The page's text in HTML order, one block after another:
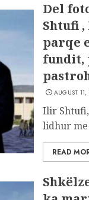
Del
Shtufi
parqe
fundit,
AUGUST 11,
Ilir
lidhur me
READ